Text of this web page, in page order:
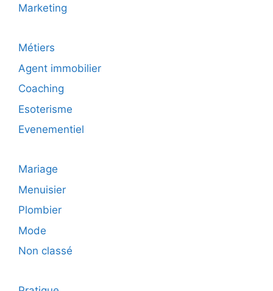
Marketing
Métiers
Agent immobilier
Coaching
Esoterisme
Evenementiel
Mariage
Menuisier
Plombier
Mode
Non classé